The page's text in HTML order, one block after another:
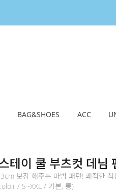
BAG&SHOES ACC
테이 쿨 부츠컷 데님
보장 해주는 마법 패턴! 쾌적한
/ S~XXL / 기본, 롱)